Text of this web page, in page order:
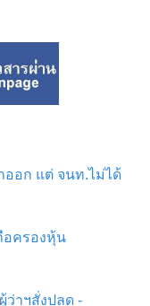
ออก แต่ จนท.ไม่ได้
อครองหุ้น
ว่าฯสั่งปลด -